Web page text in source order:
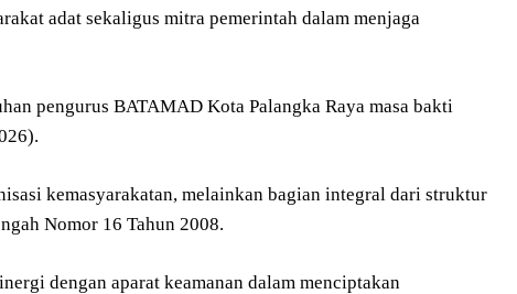
adat sekaligus mitra pemerintah dalam menjaga
pengurus BATAMAD Kota Palangka Raya masa bakti
kemasyarakatan, melainkan bagian integral dari struktur
Nomor 16 Tahun 2008.
dengan aparat keamanan dalam menciptakan